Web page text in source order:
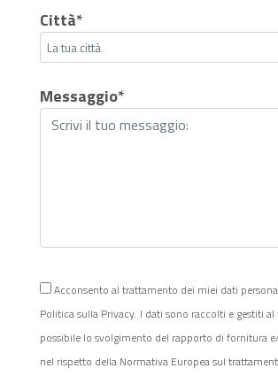
Città*
Messaggio*
Acconsento al trattamento dei miei dati
Politica sulla Privacy. I dati sono raccolti e gestiti
possibile lo svolgimento del rapporto di fornitura
nel rispetto della Normativa Europea sul